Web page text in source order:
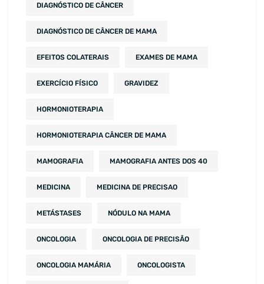
DIAGNÓSTICO DE CÂNCER
DIAGNÓSTICO DE CÂNCER DE MAMA
EFEITOS COLATERAIS EXAMES DE MAMA
EXERCÍCIO FÍSICO GRAVIDEZ
HORMONIOTERAPIA
HORMONIOTERAPIA CÂNCER DE MAMA
MAMOGRAFIA MAMOGRAFIA ANTES DOS 40
MEDICINA MEDICINA DE PRECISAO
METÁSTASES NÓDULO NA MAMA
ONCOLOGIA ONCOLOGIA DE PRECISÃO
ONCOLOGIA MAMÁRIA ONCOLOGISTA